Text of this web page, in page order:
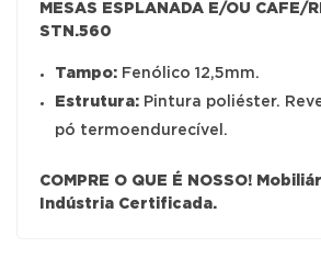
MESAS ESPLANADA E/OU CAFE/
STN.560
Tampo: Fenólico 12,5mm.
Estrutura: Pintura poliéster.
pó termoendurecível.
COMPRE O QUE É NOSSO!
Indústria Certificada.